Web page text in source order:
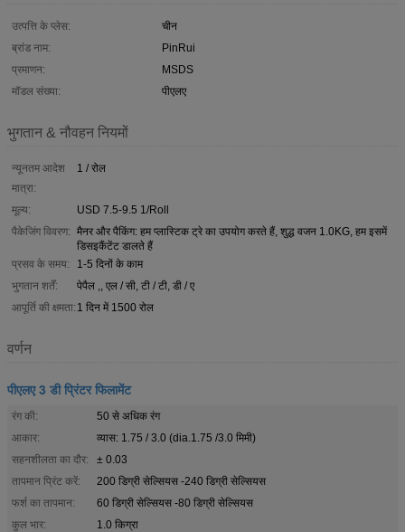
उत्पत्ति के प्लेस:
चीन
ब्रांड नाम:
PinRui
प्रमाणन:
MSDS
मॉडल संख्या:
पीएलए
भुगतान & नौवहन नियमों
न्यूनतम आदेश
मात्रा:
1 / रोल
मूल्य:
USD 7.5-9.5 1/Roll
पैकेजिंग विवरण: मैनर और पैकिंग: हम प्लास्टिक ट्रे का उपयोग करते हैं, शुद्ध वजन 1.0KG, हम इसमें
डिसइकैंटेंट डालते हैं
प्रसव के समय:
1-5 दिनों के काम
भुगतान शर्तें:
पेपैल ,, एल / सी, टी / टी, डी / ए
आपूर्ति की क्षमता: 1 दिन में 1500 रोल
वर्णन
पीएलए 3 डी प्रिंटर फिलामेंट
रंग की:
50 से अधिक रंग
आकार:
व्यास: 1.75 / 3.0 (dia.1.75 /3.0 मिमी)
सहनशीलता का दौर:
± 0.03
तापमान प्रिंट करें:
200 डिग्री सेल्सियस -240 डिग्री सेल्सियस
फर्श का तापमान:
60 डिग्री सेल्सियस -80 डिग्री सेल्सियस
कुल भार:
1.0 किग्रा